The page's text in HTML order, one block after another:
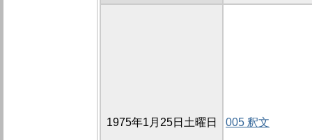
1975年1月25日土曜日 005 釈文